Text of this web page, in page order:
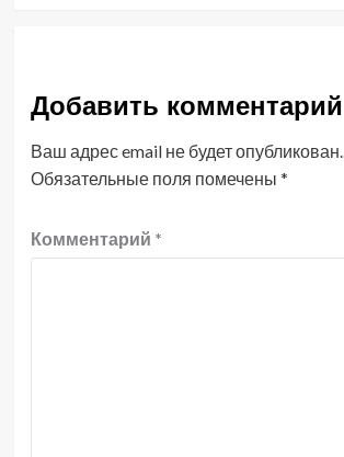
Добавить комментарий
Ваш адрес email не будет опубликован.
Обязательные поля помечены *
Комментарий *